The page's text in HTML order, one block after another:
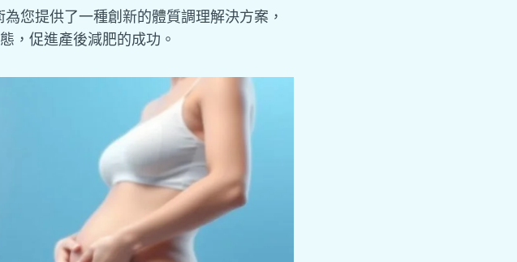
您提供了一種創新的體質調理解決方案，
，促進產後減肥的成功。